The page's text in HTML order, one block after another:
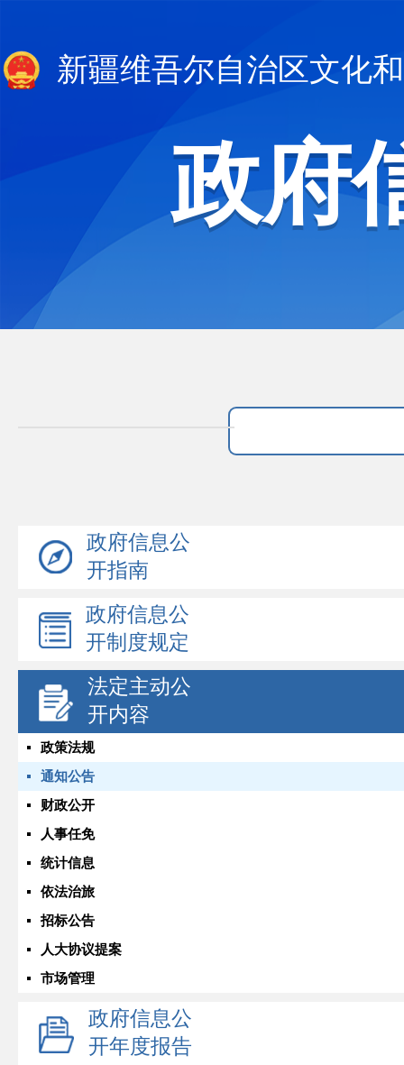
新疆维吾尔自治区文化
政府
政府信息公
开指南
政府信息公
开制度规定
法定主动公
开内容
政策法规
通知公告
财政公开
人事任免
统计信息
依法治旅
招标公告
人大协议提案
市场管理
政府信息公
开年度报告